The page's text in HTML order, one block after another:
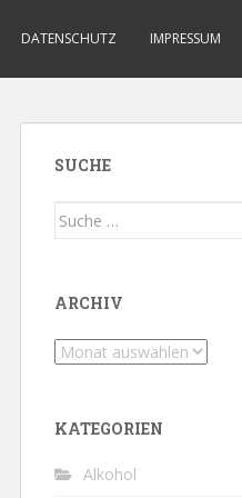
DATENSCHUTZ IMPRESSUM
SUCHE
Suche
ARCHIV
Archiv
KATEGORIEN
Alkohol